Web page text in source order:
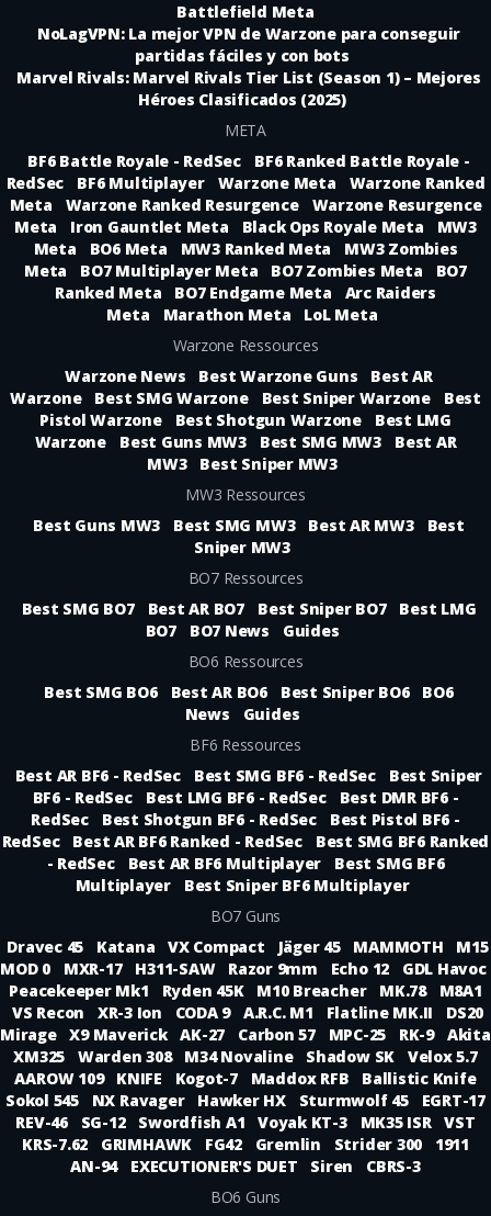
Battlefield Meta
NoLagVPN: La mejor VPN de Warzone para conseguir
partidas fáciles y con bots
Marvel Rivals: Marvel Rivals Tier List (Season 1) – Mejores
Héroes Clasificados (2025)
META
BF6 Battle Royale - RedSec
BF6 Ranked Battle Royale -
RedSec
BF6 Multiplayer Warzone Meta
Warzone Ranked
Meta
Warzone Ranked Resurgence
Warzone Resurgence
Meta
Iron Gauntlet Meta Black Ops Royale Meta
MW3
Meta
BO6 Meta MW3 Ranked Meta
MW3 Zombies
Meta
BO7 Multiplayer Meta BO7 Zombies Meta
BO7
Ranked Meta
BO7 Endgame Meta
Arc Raiders
Meta
Marathon Meta
LoL Meta
Warzone Ressources
Warzone News
Best Warzone Guns
Best AR
Warzone
Best SMG Warzone Best Sniper Warzone
Best
Pistol Warzone
Best Shotgun Warzone
Best LMG
Warzone
Best Guns MW3 Best SMG MW3
Best AR
MW3
Best Sniper MW3
MW3 Ressources
Best Guns MW3
Best SMG MW3 Best AR MW3
Best
Sniper MW3
BO7 Ressources
Best SMG BO7
Best AR BO7 Best Sniper BO7
Best LMG
BO7
BO7 News
Guides
BO6 Ressources
Best SMG BO6
Best AR BO6 Best Sniper BO6
BO6
News
Guides
BF6 Ressources
Best AR BF6 - RedSec
Best SMG BF6 - RedSec
Best Sniper
BF6 - RedSec
Best LMG BF6 - RedSec
Best DMR BF6 -
RedSec
Best Shotgun BF6 - RedSec
Best Pistol BF6 -
RedSec
Best AR BF6 Ranked - RedSec
Best SMG BF6 Ranked
- RedSec
Best AR BF6 Multiplayer
Best SMG BF6
Multiplayer
Best Sniper BF6 Multiplayer
BO7 Guns
Dravec 45
Katana VX Compact Jäger 45 MAMMOTH
M15
MOD 0
MXR-17 H311-SAW Razor 9mm Echo 12
GDL Havoc
Peacekeeper Mk1
Ryden 45K M10 Breacher MK.78
M8A1
VS Recon
XR-3 Ion CODA 9 A.R.C. M1 Flatline MK.II
DS20
Mirage X9 Maverick AK-27 Carbon 57 MPC-25 RK-9 Akita
XM325
Warden 308 M34 Novaline Shadow SK
Velox 5.7
AAROW 109 KNIFE Kogot-7 Maddox RFB
Ballistic Knife
Sokol 545
NX Ravager Hawker HX Sturmwolf 45
EGRT-17
REV-46
SG-12 Swordfish A1 Voyak KT-3 MK35 ISR VST
KRS-7.62
GRIMHAWK FG42 Gremlin Strider 300
1911
AN-94
EXECUTIONER'S DUET Siren
CBRS-3
BO6 Guns